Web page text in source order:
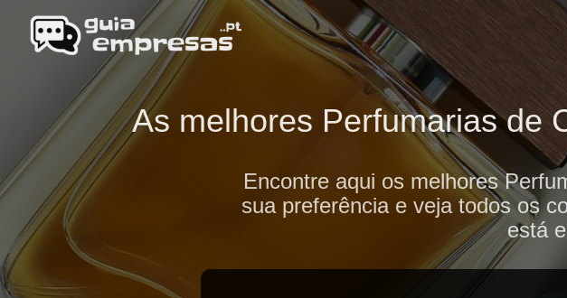
As melhores Perfumarias de
Encontre aqui os melhores
sua preferência e veja todos os
está